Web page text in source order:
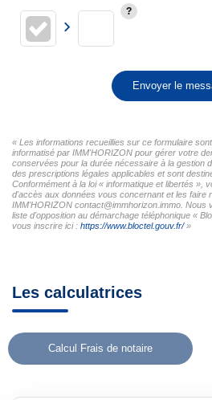
Envoyer le
« Les informations recueillies sur ce formulaire
informatisé par IMM'HORIZON pour gérer votre
conservées pour la durée nécessaire à la gestion
des prescriptions légales applicables et sont
Conformément à la loi « informatique et libertés »,
d'accès aux données vous concernant et les faire
IMM'HORIZON contact@immhorizon.immo. Nous
liste d'opposition au démarchage téléphonique «
vous inscrire ici : https://www.bloctel.gouv.fr/»
Les calculatrices
Calcul Frais de notaire